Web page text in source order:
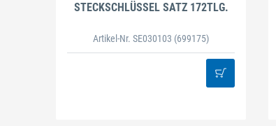
STECKSCHLÜSSEL SATZ 172TLG.
Artikel-Nr. SE030103 (699175)